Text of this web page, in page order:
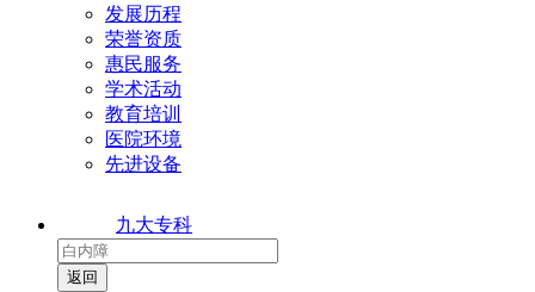
发展历程
荣誉资质
惠民服务
学术活动
教育培训
医院环境
先进设备
九大专科